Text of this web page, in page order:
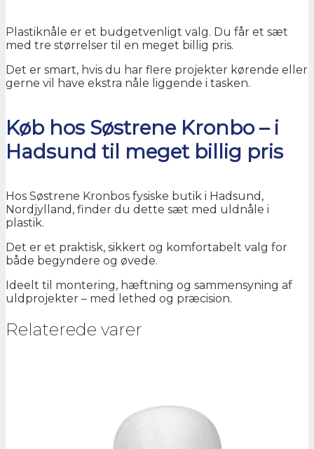
Plastiknåle er et budgetvenligt valg. Du får et sæt
med tre størrelser til en meget billig pris.
Det er smart, hvis du har flere projekter kørende eller
gerne vil have ekstra nåle liggende i tasken.
Køb hos Søstrene Kronbo – i
Hadsund til meget billig pris
Hos Søstrene Kronbos fysiske butik i Hadsund,
Nordjylland, finder du dette sæt med uldnåle i
plastik.
Det er et praktisk, sikkert og komfortabelt valg for
både begyndere og øvede.
Ideelt til montering, hæftning og sammensyning af
uldprojekter – med lethed og præcision.
Relaterede varer